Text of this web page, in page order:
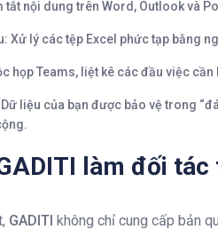
tắt nội dung trên Word, Outlook và
Xử lý các tệp Excel phức tạp bằng
họp Teams, liệt kê các đầu việc
Dữ liệu của bạn được bảo vệ trong
làm đối tác
GADITI không chỉ cung cấp bản